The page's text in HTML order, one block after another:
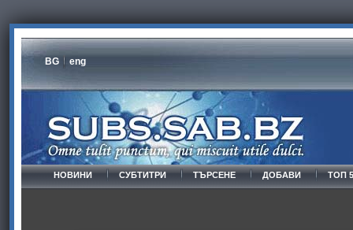
BG eng
НОВИНИ СУБТИТРИ ТЪРСЕНЕ ДОБАВИ ТОП